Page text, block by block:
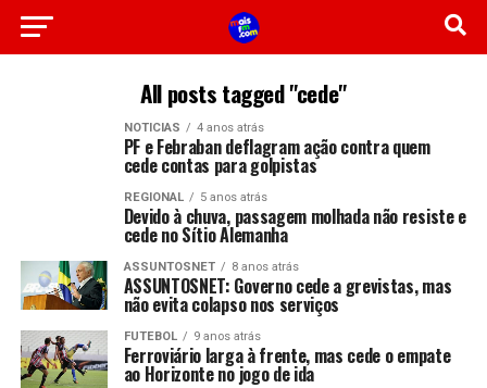
All posts tagged "cede"
NOTICIAS 4 anos atrás
PF e Febraban deflagram ação contra quem
cede contas para golpistas
REGIONAL 5 anos atrás
Devido à chuva, passagem molhada não resiste e
cede no Sítio Alemanha
ASSUNTOSNET 8 anos atrás
ASSUNTOSNET: Governo cede a grevistas, mas
não evita colapso nos serviços
FUTEBOL 9 anos atrás
Ferroviário larga à frente, mas cede o empate
ao Horizonte no jogo de ida